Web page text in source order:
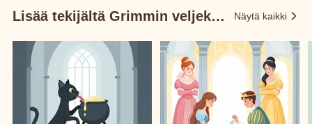
Lisää tekijältä Grimmin veljekset Näytä kaikki